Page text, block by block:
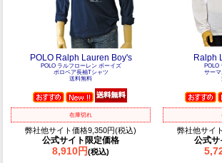
POLO Ralph Lauren Boy's
POLO ラルフローレン ボーイズ
ポロベア長袖Tシャツ
送料無料
在庫切れ
弊社他サイト価格9,350円(税込)
公式サイト限定価格
8,910円(税込)
Ralph
POLO
サー
弊社他サイ
公式サ